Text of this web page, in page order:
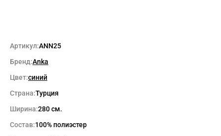
Артикул:ANN25
Бренд:Anka
Цвет:синий
Страна:Турция
Ширина:280 см.
Состав:100% полиэстер